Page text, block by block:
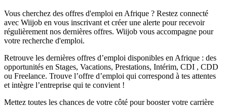
Vous cherchez des offres d'emploi en Afrique ? Restez connecté
avec Wiijob en vous inscrivant et créer une alerte pour recevoir
régulièrement nos dernières offres. Wiijob vous accompagne pour
votre recherche d'emploi.
Retrouve les dernières offres d’emploi disponibles en Afrique : des
opportunités en Stages, Vacations, Prestations, Intérim, CDI , CDD
ou Freelance. Trouve l’offre d’emploi qui correspond à tes attentes
et intègre l’entreprise qui te convient !
Mettez toutes les chances de votre côté pour booster votre carrière